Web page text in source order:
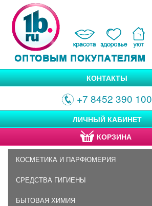
КОНТАКТЫ
+7 8452 390 100
ЛИЧНЫЙ КАБИНЕТ
КОРЗИНА
КОСМЕТИКА И ПАРФЮМЕРИЯ
СРЕДСТВА ГИГИЕНЫ
БЫТОВАЯ ХИМИЯ